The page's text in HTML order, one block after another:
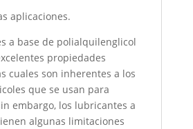
aplicaciones.
a base de polialquilenglicol
propiedades
cuales son inherentes a los
que se usan para
embargo, los lubricantes a
algunas limitaciones